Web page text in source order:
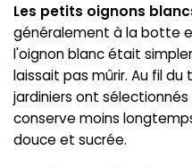
Les petits oignons
généralement à la botte
l'oignon blanc était
laissait pas mûrir. Au fil
jardiniers ont
conserve moins
douce et sucrée.